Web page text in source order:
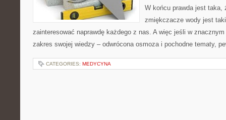
W końcu prawda jest taka,
zmiękczacze wody jest
zainteresować naprawdę każdego z nas. A więc jeśli w
zakres swojej wiedzy – odwrócona osmoza i pochodne tematy,
CATEGORIES: MEDYCYNA